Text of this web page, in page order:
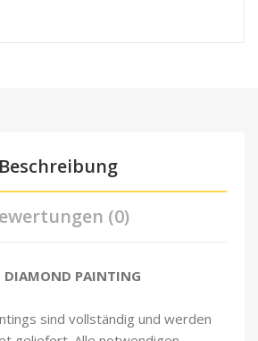
Beschreibung
(0)
DIAMOND PAINTING
sind vollständig und werden